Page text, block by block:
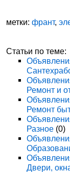
метки:франт,
Статьи по теме:
Ремонт и
Ремонт
Разное (0)
Двери,